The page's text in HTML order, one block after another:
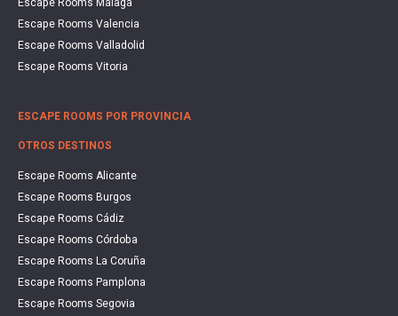
Escape Rooms Valencia
Escape Rooms Valladolid
Escape Rooms Vitoria
ESCAPE ROOMS POR PROVINCIA
OTROS DESTINOS
Escape Rooms Alicante
Escape Rooms Burgos
Escape Rooms Cádiz
Escape Rooms Córdoba
Escape Rooms La Coruña
Escape Rooms Pamplona
Escape Rooms Segovia